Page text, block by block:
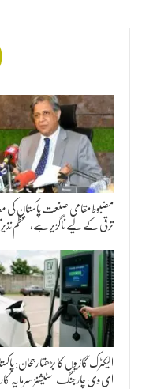
مضبوط مقامی صنعت پاکستان کی
ترقی کے لیے ناگزیر ہے، اعظم نذیر
الیکٹرک گاڑیوں کا بڑھتا رجحان:
ای وی چارجنگ اسٹیشنز سرمایہ